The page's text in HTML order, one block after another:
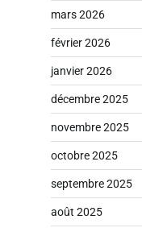
mars 2026
février 2026
janvier 2026
décembre 2025
novembre 2025
octobre 2025
septembre 2025
août 2025